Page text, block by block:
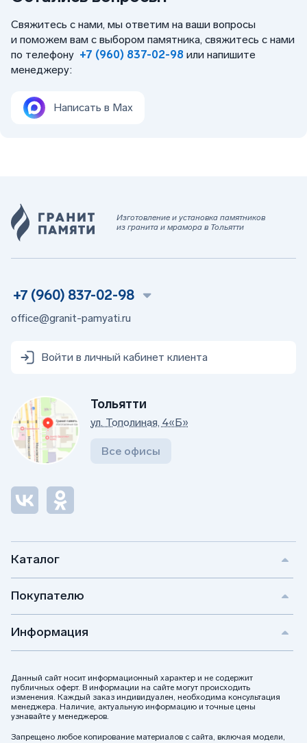
Свяжитесь с нами, мы ответим на ваши вопросы
и поможем вам с выбором памятника, свяжитесь с нами
по телефону +7 (960) 837-02-98 или напишите
менеджеру:
Написать в Max
Изготовление и установка памятников
из гранита и мрамора в Тольятти
Каталог
Покупателю
Информация
Данный сайт носит информационный характер и не содержит
публичных оферт. В информации на сайте могут происходить
изменения. Каждый заказ индивидуален, необходима консультация
менеджера. Наличие, актуальную информацию и точные цены
узнавайте у менеджеров.
Запрещено любое копирование материалов с сайта, включая модели,
+7 (960) 837-02-98
office@granit-pamyati.ru
Войти в личный кабинет клиента
Тольятти
ул. Тополиная, 4«Б»
Все офисы